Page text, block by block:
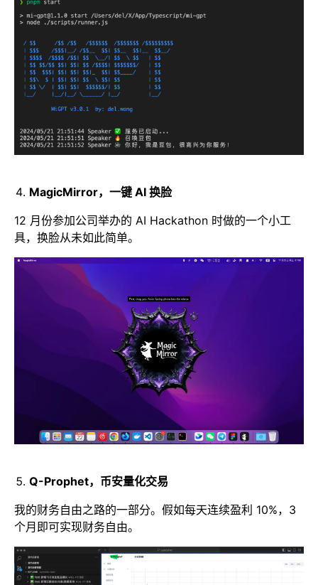
MagicMirror，一键 AI 换脸
12 月份参加公司举办的 AI Hackathon 时做的一个小工
具，换脸从未如此简单。
Q-Prophet，币安量化交易
我的财务自由之路的一部分。假如每天连续盈利 10%，3
个月即可实现财务自由。